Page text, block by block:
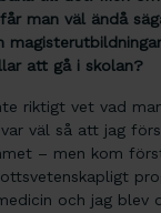
man väl ändå
att gå i skolan?
riktigt vet vad
väl så att jag
– men kom
och jag blev